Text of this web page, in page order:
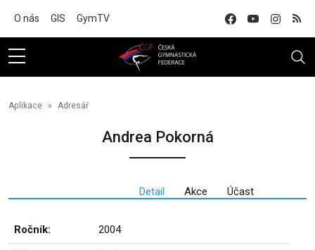
O nás GIS GymTV
Aplikace Adresář
Andrea Pokorná
Detail Akce Účast
Ročník: 2004